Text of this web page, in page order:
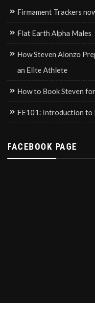
Firmament Trackers
Flat Earth Alpha Males
How Steven Alonzo
an Elite Athlete
How to Book Steven
FE101: Introduction to
FACEBOOK PAGE